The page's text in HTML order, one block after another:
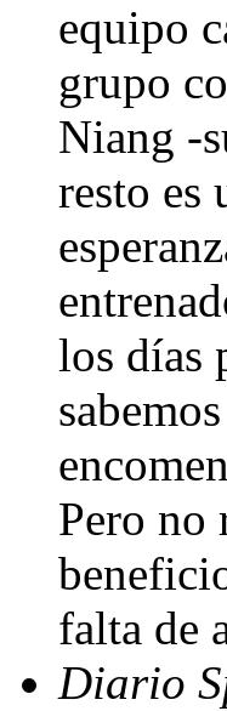
equipo
grupo
Niang -
resto es
los días
Pero no
falta de
Diario